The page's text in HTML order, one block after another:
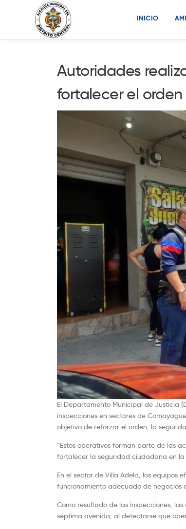
INICIO
Autoridades
fortalecer el
El Departamento Municipal de Justicia
inspecciones en sectores de
objetivo de reforzar el orden, la
“Estos operativos forman parte de las
fortalecer la seguridad ciudadana en la
En el sector de Villa Adela, los equipos
funcionamiento adecuado de negocios
Como resultado de las inspecciones,
séptima avenida, al detectarse que